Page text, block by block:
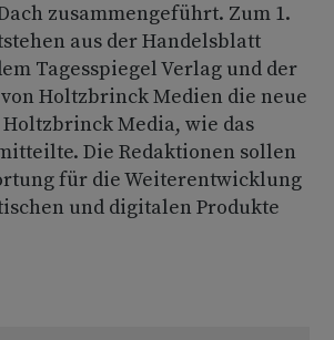
zusammengeführt. Zum 1.
aus der Handelsblatt
Tagesspiegel Verlag und der
Holtzbrinck Medien die neue
Media, wie das
Die Redaktionen sollen
für die Weiterentwicklung
und digitalen Produkte